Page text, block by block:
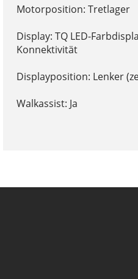
Motorposition: Tretlager
Display: TQ LED-
Konnektivität
Displayposition: Lenker
Walkassist: Ja